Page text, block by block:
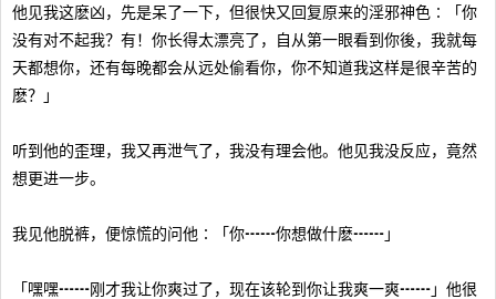
他见我这麽凶，先是呆了一下，但很快又回复原来的淫邪神色∶「你
没有对不起我？有！你长得太漂亮了，自从第一眼看到你後，我就每
天都想你，还有每晚都会从远处偷看你，你不知道我这样是很辛苦的
麽？」
听到他的歪理，我又再泄气了，我没有理会他。他见我没反应，竟然
想更进一步。
我见他脱裤，便惊慌的问他∶「你┅┅你想做什麽┅┅」
「嘿嘿┅┅刚才我让你爽过了，现在该轮到你让我爽一爽┅┅」他很